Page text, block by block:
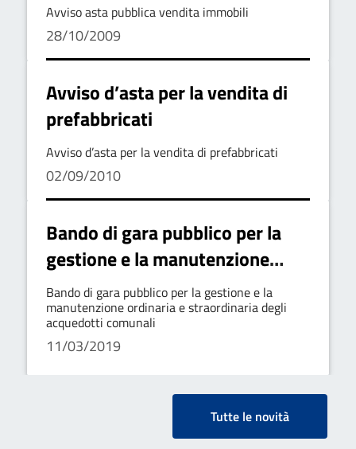
Avviso asta pubblica vendita immobili
28/10/2009
Avviso d’asta per la vendita di
prefabbricati
Avviso d’asta per la vendita di prefabbricati
02/09/2010
Bando di gara pubblico per la
gestione e la manutenzione
ordinaria e straordinaria degli
acquedotti comunali
Bando di gara pubblico per la gestione e la
manutenzione ordinaria e straordinaria degli
acquedotti comunali
11/03/2019
Tutte le novità